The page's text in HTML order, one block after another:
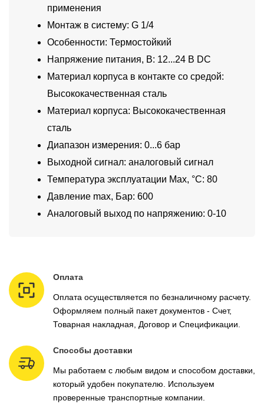
применения
Монтаж в систему: G 1/4
Особенности: Термостойкий
Напряжение питания, В: 12...24 В DC
Материал корпуса в контакте со средой:
Высококачественная сталь
Материал корпуса: Высококачественная
сталь
Диапазон измерения: 0...6 бар
Выходной сигнал: аналоговый сигнал
Температура эксплуатации Max, °C: 80
Давление max, Бар: 600
Аналоговый выход по напряжению: 0-10
Оплата
Оплата осуществляется по безналичному расчету.
Оформляем полный пакет документов - Счет,
Товарная накладная, Договор и Спецификации.
Способы доставки
Мы работаем с любым видом и способом доставки,
который удобен покупателю. Используем
проверенные транспортные компании.